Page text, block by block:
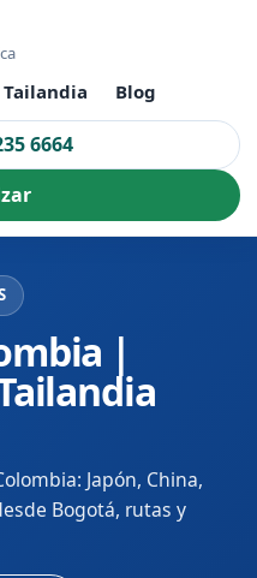
Tailandia Blog
6664
|
Japón, China,
Bogotá, rutas y